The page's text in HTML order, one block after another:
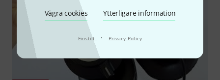
Vägra cookies Ytterligare information
Finstilt · Privacy Policy